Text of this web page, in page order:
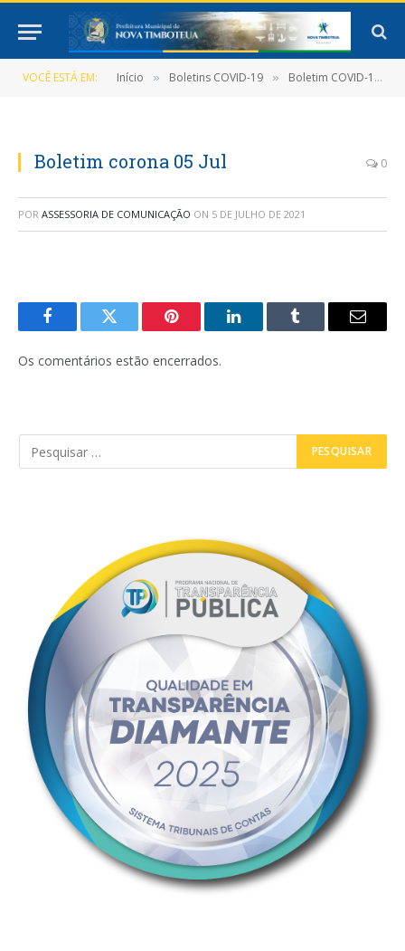
VOCÊ ESTÁ EM: Início » Boletins COVID-19 » Boletim COVID-19 (05/07/2021)
Boletim corona 05 Jul 0
POR ASSESSORIA DE COMUNICAÇÃO ON 5 DE JULHO DE 2021
FacebookTwitter Pinterest LinkedInTumblr
E-
Os comentários estão encerrados.